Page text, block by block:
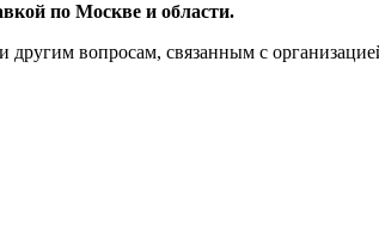
по Москве и области.
вопросам, связанным с